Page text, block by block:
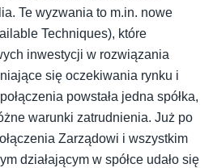
Te wyzwania to m.in. nowe
Techniques), które
inwestycji w rozwiązania
się oczekiwania rynku i
powstała jedna spółka,
warunki zatrudnienia. Już po
Zarządowi i wszystkim
działającym w spółce udało się